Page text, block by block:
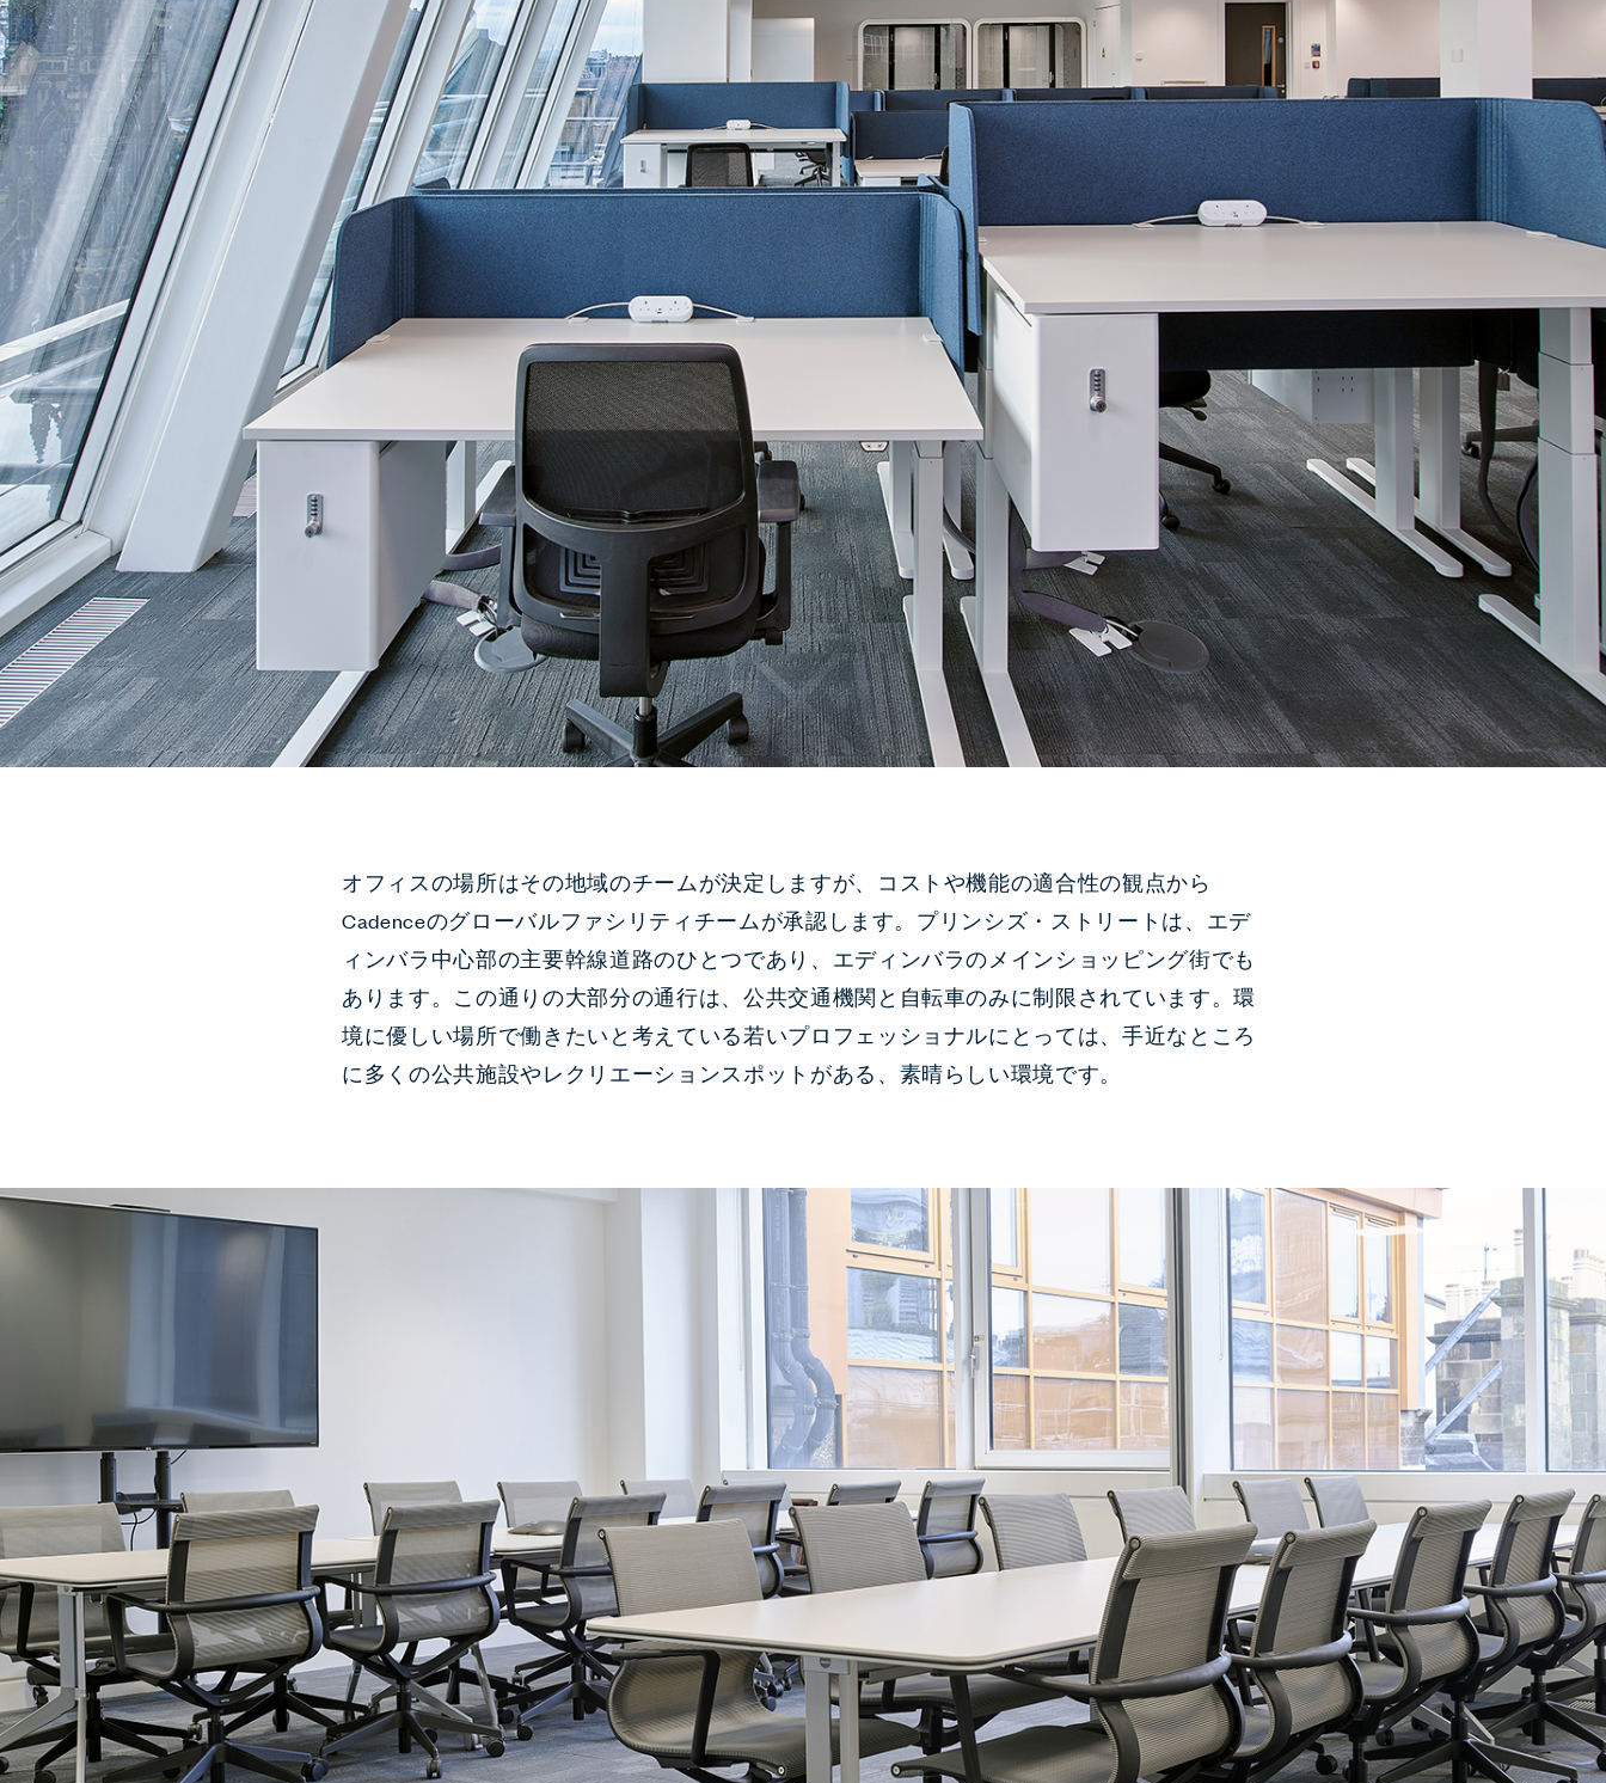
オフィスの場所はその地域のチームが決定しますが、コストや機能の適合性の観点から
Cadenceのグローバルファシリティチームが承認します。プリンシズ・ストリートは、エデ
ィンバラ中心部の主要幹線道路のひとつであり、エディンバラのメインショッピング街でも
あります。この通りの大部分の通行は、公共交通機関と自転車のみに制限されています。環
境に優しい場所で働きたいと考えている若いプロフェッショナルにとっては、手近なところ
に多くの公共施設やレクリエーションスポットがある、素晴らしい環境です。